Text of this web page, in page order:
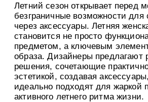
Летний сезон открывает перед
безграничные возможности
через аксессуары. Летняя
становится не просто
предметом, а ключевым
образа. Дизайнеры предлагают
решения, сочетающие
эстетикой, создавая
идеально подходят для жаркой
активного летнего ритма жизни.